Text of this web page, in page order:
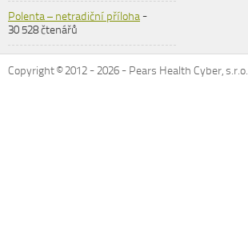
Polenta – netradiční příloha-
30 528 čtenářů
Copyright © 2012 -2026 - Pears Health Cyber, s.r.o.